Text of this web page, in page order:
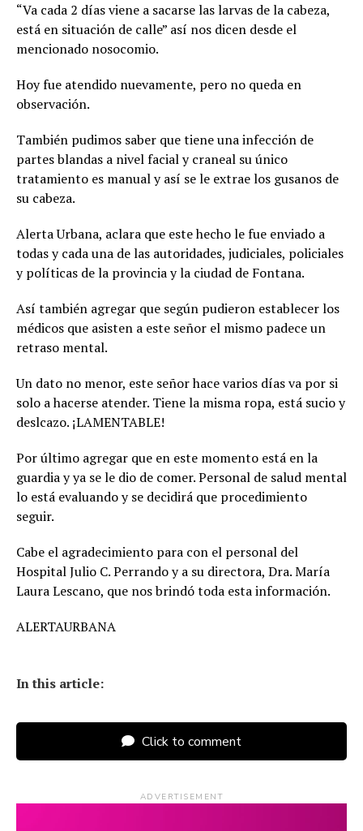
“Va cada 2 días viene a sacarse las larvas de la cabeza,
está en situación de calle” así nos dicen desde el
mencionado nosocomio.
Hoy fue atendido nuevamente, pero no queda en
observación.
También pudimos saber que tiene una infección de
partes blandas a nivel facial y craneal su único
tratamiento es manual y así se le extrae los gusanos de
su cabeza.
Alerta Urbana, aclara que este hecho le fue enviado a
todas y cada una de las autoridades, judiciales, policiales
y políticas de la provincia y la ciudad de Fontana.
Así también agregar que según pudieron establecer los
médicos que asisten a este señor el mismo padece un
retraso mental.
Un dato no menor, este señor hace varios días va por si
solo a hacerse atender. Tiene la misma ropa, está sucio y
deslcazo. ¡LAMENTABLE!
Por último agregar que en este momento está en la
guardia y ya se le dio de comer. Personal de salud mental
lo está evaluando y se decidirá que procedimiento
seguir.
Cabe el agradecimiento para con el personal del
Hospital Julio C. Perrando y a su directora, Dra. María
Laura Lescano, que nos brindó toda esta información.
ALERTAURBANA
In this article:
Click to comment
ADVERTISEMENT